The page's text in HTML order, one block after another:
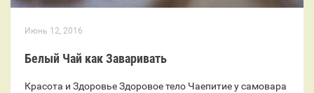
Июнь 12, 2016
Белый Чай как Заваривать
Красота и Здоровье Здоровое тело Чаепитие у самовара